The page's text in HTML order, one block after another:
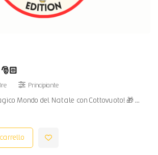
Principiante
Mondo del Natale con Cottovuoto! 🎁 …